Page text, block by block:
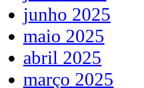
junho 2025
maio 2025
abril 2025
março 2025